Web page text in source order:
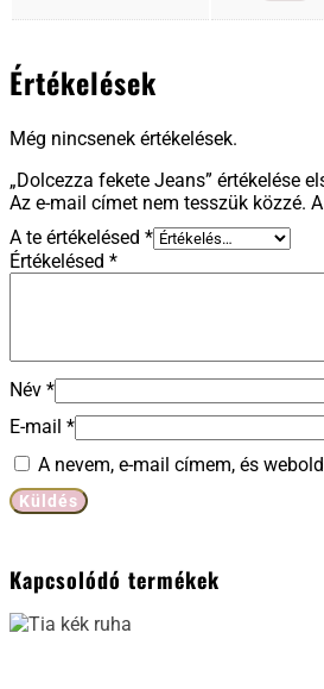
Értékelések
Még nincsenek értékelések.
„Dolcezza fekete Jeans” értékelése
Az e-mail címet nem tesszük közzé.
A te értékelésed *
Értékelésed *
Név *
E-mail *
A nevem, e-mail címem, és
Kapcsolódó termékek